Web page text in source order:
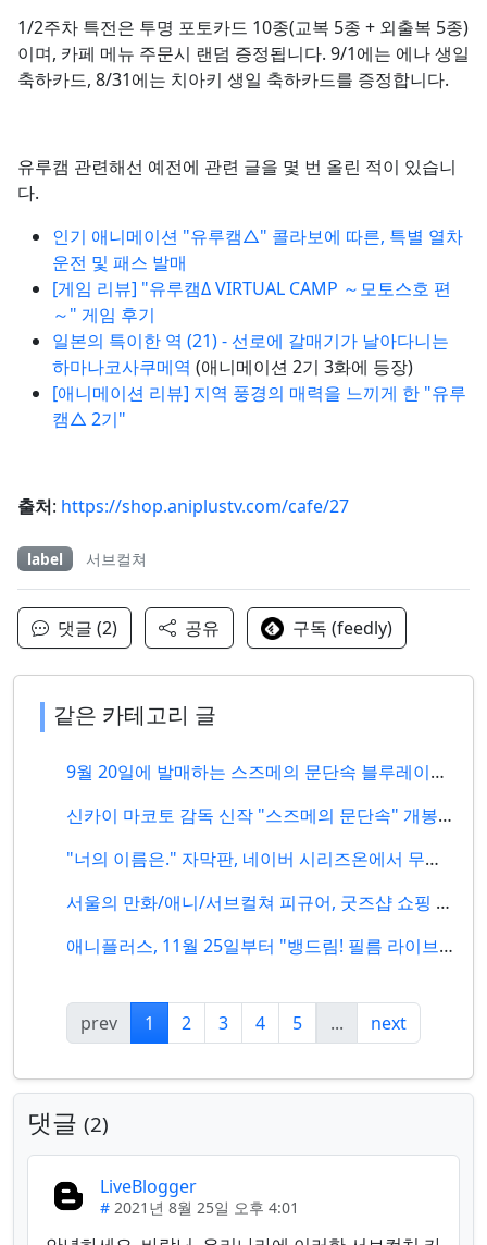
1/2주차 특전은 투명 포토카드 10종(교복 5종 + 외출복 5종)
이며, 카페 메뉴 주문시 랜덤 증정됩니다. 9/1에는 에나 생일
축하카드, 8/31에는 치아키 생일 축하카드를 증정합니다.
유루캠 관련해선 예전에 관련 글을 몇 번 올린 적이 있습니
다.
인기 애니메이션 "유루캠△" 콜라보에 따른, 특별 열차
운전 및 패스 발매
[게임 리뷰] "유루캠Δ VIRTUAL CAMP ～모토스호 편
～" 게임 후기
일본의 특이한 역 (21) - 선로에 갈매기가 날아다니는
하마나코사쿠메역 (애니메이션 2기 3화에 등장)
[애니메이션 리뷰] 지역 풍경의 매력을 느끼게 한 "유루
캠△ 2기"
출처: https://shop.aniplustv.com/cafe/27
label 서브컬쳐
댓글 (2) 공유 구독 (feedly)
같은 카테고리 글
9월 20일에 발매하는 스즈메의 문단속 블루레이&DVD 구성/특전/가격 정보
신카이 마코토 감독 신작 "스즈메의 문단속" 개봉, JR동일본은 포토 스팟 공개
"너의 이름은." 자막판, 네이버 시리즈온에서 무료 다운로드 가능 (~9/8)
서울의 만화/애니/서브컬쳐 피규어, 굿즈샵 쇼핑 정보
애니플러스, 11월 25일부터 "뱅드림! 필름 라이브 세컨드 스테이지" 콜라보 카페 개최
prev 1 2 3 4 5 ... next
댓글 2
LiveBlogger
# 2021년 8월 25일 오후 4:01